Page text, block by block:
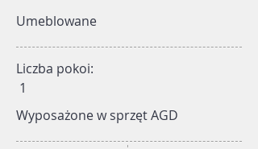
Umeblowane
Liczba pokoi:
1
Wyposażone w sprzęt AGD